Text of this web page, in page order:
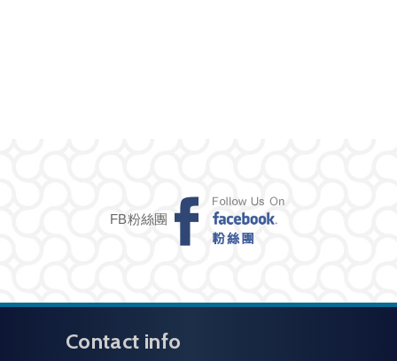
FB粉絲團
Contact info